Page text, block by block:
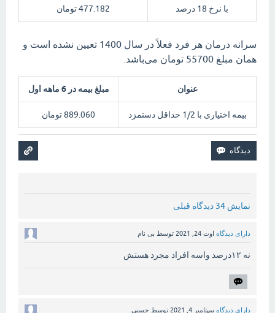
با نرخ 18 درصد 477.182 تومان
سرانه درمان هر فرد فعلاً در سال 1400 تعیین نشده است و
همان مبلغ 55700 تومان می‌باشد.
عنوان مبلغ بیمه در 6 ماهه اول
بیمه اختیاری با 1/2 حداقل دستمزد 889.060 تومان
نمایش 34 دیدگاه قبلی
دارای دیدگاه اوت 24, 2021 توسط بی نام
نه ۱۲درصد واسه افراد مجرد هستش
دارای دیدگاه سپتامبر 4, 2021 توسط حسنی